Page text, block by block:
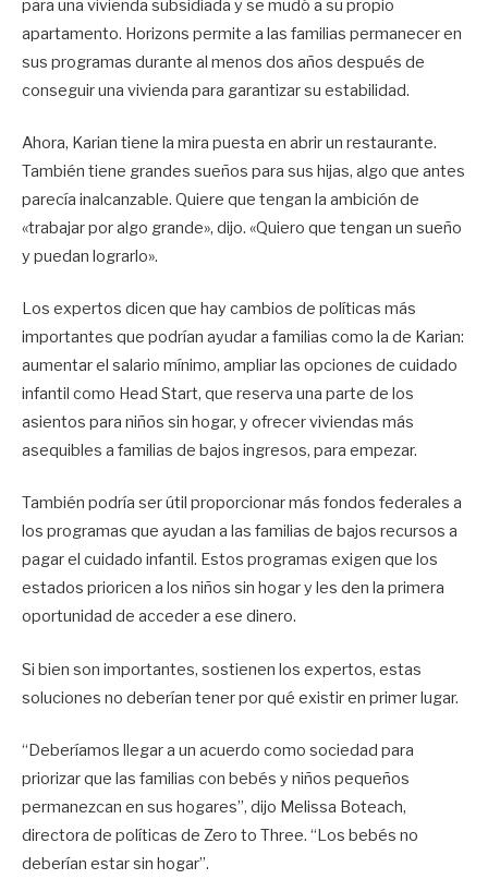
para una vivienda subsidiada y se mudó a su propio
apartamento. Horizons permite a las familias permanecer en
sus programas durante al menos dos años después de
conseguir una vivienda para garantizar su estabilidad.
Ahora, Karian tiene la mira puesta en abrir un restaurante.
También tiene grandes sueños para sus hijas, algo que antes
parecía inalcanzable. Quiere que tengan la ambición de
«trabajar por algo grande», dijo. «Quiero que tengan un sueño
y puedan lograrlo».
Los expertos dicen que hay cambios de políticas más
importantes que podrían ayudar a familias como la de Karian:
aumentar el salario mínimo, ampliar las opciones de cuidado
infantil como Head Start, que reserva una parte de los
asientos para niños sin hogar, y ofrecer viviendas más
asequibles a familias de bajos ingresos, para empezar.
También podría ser útil proporcionar más fondos federales a
los programas que ayudan a las familias de bajos recursos a
pagar el cuidado infantil. Estos programas exigen que los
estados prioricen a los niños sin hogar y les den la primera
oportunidad de acceder a ese dinero.
Si bien son importantes, sostienen los expertos, estas
soluciones no deberían tener por qué existir en primer lugar.
“Deberíamos llegar a un acuerdo como sociedad para
priorizar que las familias con bebés y niños pequeños
permanezcan en sus hogares”, dijo Melissa Boteach,
directora de políticas de Zero to Three. “Los bebés no
deberían estar sin hogar”.